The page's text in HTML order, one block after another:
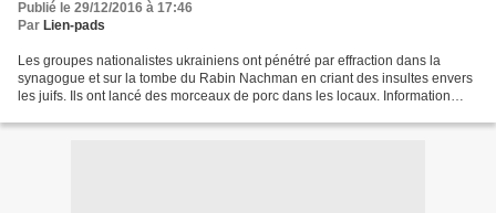
Publié le 29/12/2016 à 17:46
Par Lien-pads
Les groupes nationalistes ukrainiens ont pénétré par effraction dans la
synagogue et sur la tombe du Rabin Nachman en criant des insultes envers
les juifs. Ils ont lancé des morceaux de porc dans les locaux. Information